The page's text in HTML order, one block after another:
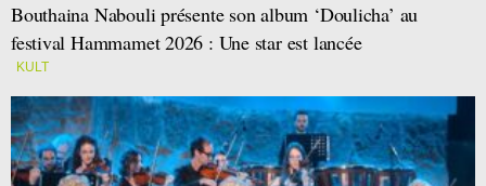
Bouthaina Nabouli présente son album ‘Doulicha’ au
festival Hammamet 2026 : Une star est lancée
KULT